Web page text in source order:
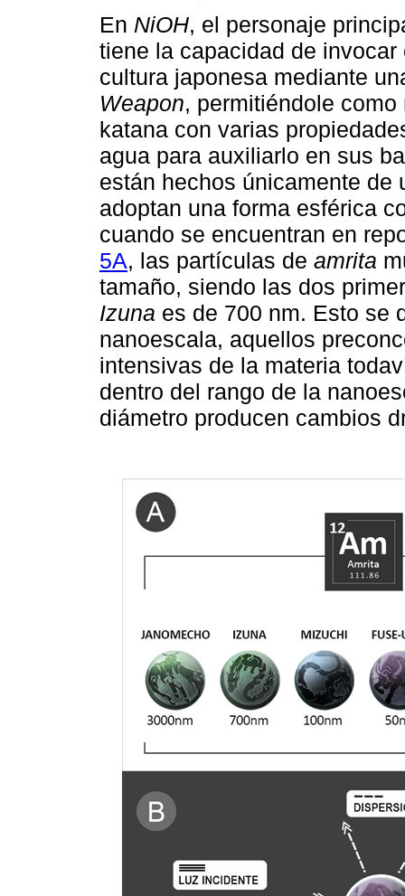
En NiOH, el personaje
tiene la capacidad de
cultura japonesa mediante
Weapon, permitiéndole
katana con varias
agua para auxiliarlo en sus
están hechos únicamente de
adoptan una forma esférica
cuando se encuentran en
5A, las partículas de amrita
tamaño, siendo las dos
Izuna es de 700 nm. Esto se
nanoescala, aquellos
intensivas de la materia
dentro del rango de la
diámetro producen cambios